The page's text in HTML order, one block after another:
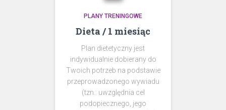
PLANY TRENINGOWE
Dieta / 1 miesiąc
Plan dietetyczny jest
indywidualnie dobierany do
Twoich potrzeb na podstawie
przeprowadzonego wywiadu
(tzn.: uwzględnia cel
podopiecznego, jego